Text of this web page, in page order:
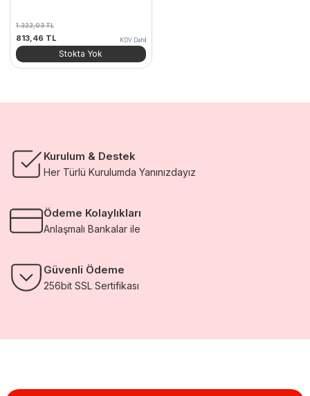
1.322,03TL
Orijinal
fiyat:
1.322,03 TL.
813,46 TLŞu
andaki
fiyat:
KDV Dahil
Stokta Yok
Kurulum & Destek
Her Türlü Kurulumda Yanınızdayız
Ödeme Kolaylıkları
Anlaşmalı Bankalar ile
Güvenli Ödeme
256bit SSL Sertifikası